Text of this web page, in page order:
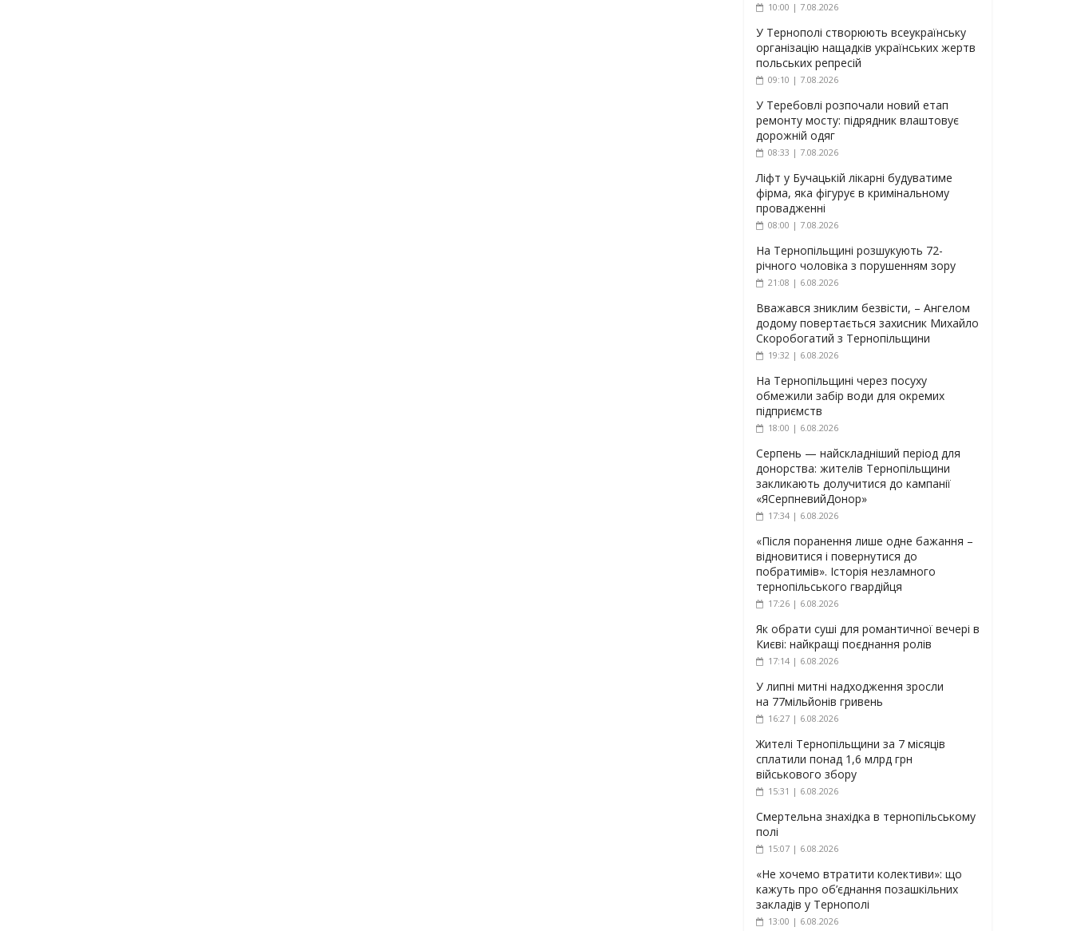
10:00 | 7.08.2026
У Тернополі створюють всеукраїнську
організацію нащадків українських жертв
польських репресій
09:10 | 7.08.2026
У Теребовлі розпочали новий етап
ремонту мосту: підрядник влаштовує
дорожній одяг
08:33 | 7.08.2026
Ліфт у Бучацькій лікарні будуватиме
фірма, яка фігурує в кримінальному
провадженні
08:00 | 7.08.2026
На Тернопільщині розшукують 72-
річного чоловіка з порушенням зору
21:08 | 6.08.2026
Вважався зниклим безвісти, – Ангелом
додому повертається захисник Михайло
Скоробогатий з Тернопільщини
19:32 | 6.08.2026
На Тернопільщині через посуху
обмежили забір води для окремих
підприємств
18:00 | 6.08.2026
Серпень — найскладніший період для
донорства: жителів Тернопільщини
закликають долучитися до кампанії
«ЯСерпневийДонор»
17:34 | 6.08.2026
«Після поранення лише одне бажання –
відновитися і повернутися до
побратимів». Історія незламного
тернопільського гвардійця
17:26 | 6.08.2026
Як обрати суші для романтичної вечері в
Києві: найкращі поєднання ролів
17:14 | 6.08.2026
У липні митні надходження зросли
на 77мільйонів гривень
16:27 | 6.08.2026
Жителі Тернопільщини за 7 місяців
сплатили понад 1,6 млрд грн
військового збору
15:31 | 6.08.2026
Смертельна знахідка в тернопільському
полі
15:07 | 6.08.2026
«Не хочемо втратити колективи»: що
кажуть про об’єднання позашкільних
закладів у Тернополі
13:00 | 6.08.2026